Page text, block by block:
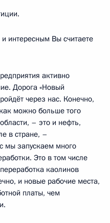
интересным Вы считаете
активно
Дорога «Новый
через нас. Конечно,
можно больше того
– это и нефть,
в стране, –
мы запускаем много
Это в том числе
каолинов
и новые рабочие места,
платы, чем